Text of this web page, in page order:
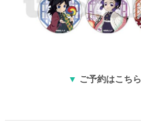
▼ ご予約はこちら